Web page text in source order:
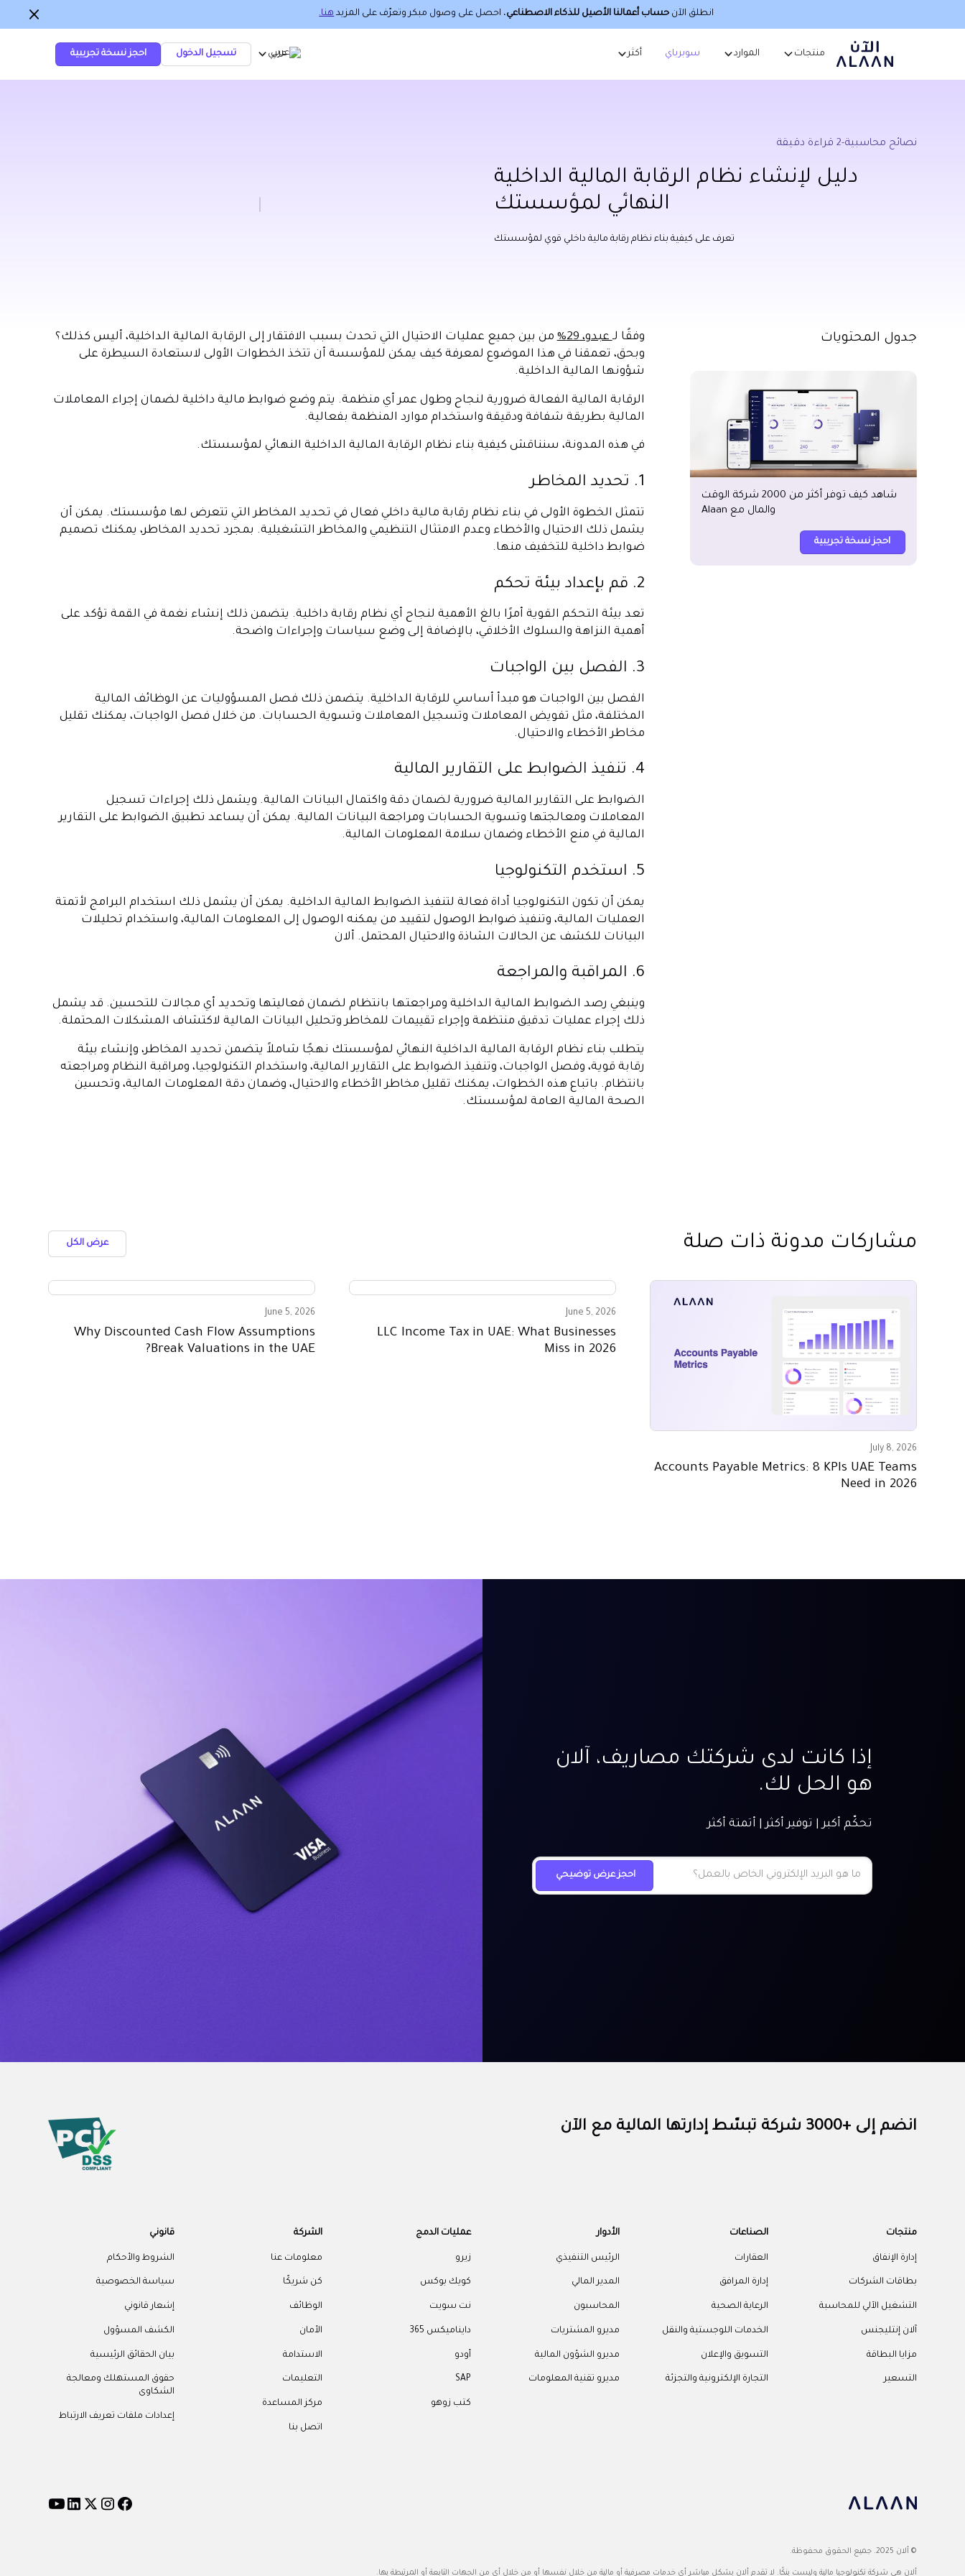
انطلق الآن حساب أعمالنا الأصيل للذكاء الاصطناعي، احصل على وصول مبكر وتعرّف على المزيدهنا.
عربي تسجيل الدخول احجز نسخة تجريبية منتجات الموارد سوبرباي أكثر
نصائح محاسبية-
2 قراءة دقيقة
دليل لإنشاء نظام الرقابة المالية الداخلية
النهائي لمؤسستك
تعرف على كيفية بناء نظام رقابة مالية داخلي قوي لمؤسستك
جدول المحتويات
شاهد كيف توفر أكثر من 2000 شركة الوقت
والمال مع Alaan
احجز نسخة تجريبية
وفقًا لـعبدو، 29%
من بين جميع عمليات الاحتيال التي تحدث بسبب الافتقار إلى الرقابة المالية الداخلية، أليس كذلك؟
وبحق، تعمقنا في هذا الموضوع لمعرفة كيف يمكن للمؤسسة أن تتخذ الخطوات الأولى لاستعادة السيطرة على
شؤونها المالية الداخلية.
الرقابة المالية الفعالة ضرورية لنجاح وطول عمر أي منظمة. يتم وضع ضوابط مالية داخلية لضمان إجراء المعاملات
المالية بطريقة شفافة ودقيقة واستخدام موارد المنظمة بفعالية.
في هذه المدونة، سنناقش كيفية بناء نظام الرقابة المالية الداخلية النهائي لمؤسستك.
1. تحديد المخاطر
تتمثل الخطوة الأولى في بناء نظام رقابة مالية داخلي فعال في تحديد المخاطر التي تتعرض لها مؤسستك. يمكن أن
يشمل ذلك الاحتيال والأخطاء وعدم الامتثال التنظيمي والمخاطر التشغيلية. بمجرد تحديد المخاطر، يمكنك تصميم
ضوابط داخلية للتخفيف منها.
2. قم بإعداد بيئة تحكم
تعد بيئة التحكم القوية أمرًا بالغ الأهمية لنجاح أي نظام رقابة داخلية. يتضمن ذلك إنشاء نغمة في القمة تؤكد على
أهمية النزاهة والسلوك الأخلاقي، بالإضافة إلى وضع سياسات وإجراءات واضحة.
3. الفصل بين الواجبات
الفصل بين الواجبات هو مبدأ أساسي للرقابة الداخلية. يتضمن ذلك فصل المسؤوليات عن الوظائف المالية
المختلفة، مثل تفويض المعاملات وتسجيل المعاملات وتسوية الحسابات. من خلال فصل الواجبات، يمكنك تقليل
مخاطر الأخطاء والاحتيال.
4. تنفيذ الضوابط على التقارير المالية
الضوابط على التقارير المالية ضرورية لضمان دقة واكتمال البيانات المالية. ويشمل ذلك إجراءات تسجيل
المعاملات ومعالجتها وتسوية الحسابات ومراجعة البيانات المالية. يمكن أن يساعد تطبيق الضوابط على التقارير
المالية في منع الأخطاء وضمان سلامة المعلومات المالية.
5. استخدم التكنولوجيا
يمكن أن تكون التكنولوجيا أداة فعالة لتنفيذ الضوابط المالية الداخلية. يمكن أن يشمل ذلك استخدام البرامج لأتمتة
العمليات المالية، وتنفيذ ضوابط الوصول لتقييد من يمكنه الوصول إلى المعلومات المالية، واستخدام تحليلات
البيانات للكشف عن الحالات الشاذة والاحتيال المحتمل. ألان
6. المراقبة والمراجعة
وينبغي رصد الضوابط المالية الداخلية ومراجعتها بانتظام لضمان فعاليتها وتحديد أي مجالات للتحسين. قد يشمل
ذلك إجراء عمليات تدقيق منتظمة وإجراء تقييمات للمخاطر وتحليل البيانات المالية لاكتشاف المشكلات المحتملة.
يتطلب بناء نظام الرقابة المالية الداخلية النهائي لمؤسستك نهجًا شاملاً يتضمن تحديد المخاطر، وإنشاء بيئة
رقابة قوية، وفصل الواجبات، وتنفيذ الضوابط على التقارير المالية، واستخدام التكنولوجيا، ومراقبة النظام ومراجعته
بانتظام. باتباع هذه الخطوات، يمكنك تقليل مخاطر الأخطاء والاحتيال، وضمان دقة المعلومات المالية، وتحسين
الصحة المالية العامة لمؤسستك.
مشاركات مدونة ذات صلة عرض الكل
July 8, 2026
Accounts Payable Metrics: 8 KPIs UAE Teams
Need in 2026
June 5, 2026
LLC Income Tax in UAE: What Businesses
Miss in 2026
June 5, 2026
Why Discounted Cash Flow Assumptions
Break Valuations in the UAE?
إذا كانت لدى شركتك مصاريف، آلان
هو الحل لك.
تحكّم أكبر | توفير أكثر | أتمتة أكثر
انضم إلى +3000 شركة تبسّط إدارتها المالية مع الآن
منتجات
إدارة الإنفاق
بطاقات الشركات
التشغيل الآلي للمحاسبة
آلان إنتليجنس
مزايا البطاقة
التسعير
الصناعات
العقارات
إدارة المرافق
الرعاية الصحية
الخدمات اللوجستية والنقل
التسويق والإعلان
التجارة الإلكترونية والتجزئة
الأدوار
الرئيس التنفيذي
المدير المالي
المحاسبون
مديرو المشتريات
مديرو الشؤون المالية
مديرو تقنية المعلومات
عمليات الدمج
زيرو
كويك بوكس
نت سويت
دايناميكس 365
أودو
SAP
كتب زوهو
الشركة
معلومات عنا
كن شريكًا
الوظائف
الأمان
الاستدامة
التعليمات
مركز المساعدة
اتصل بنا
قانوني
الشروط والأحكام
سياسة الخصوصية
إشعار قانوني
الكشف المسؤول
بيان الحقائق الرئيسية
حقوق المستهلك ومعالجة
الشكاوى
إعدادات ملفات تعريف الارتباط
© ألان 2025. جميع الحقوق محفوظة.
ألان هي شركة تكنولوجيا مالية وليست بنكًا. لا تقدم ألان بشكل مباشر أي خدمات مصرفية أو مالية من خلال نفسها أو من خلال أي من الجهات التابعة أو المرتبطة بها.